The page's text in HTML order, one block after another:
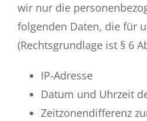
wir nur die
folgenden Daten, die für
(Rechtsgrundlage ist § 6
IP-Adresse
Datum und Uhrzeit
Zeitzonendifferenz